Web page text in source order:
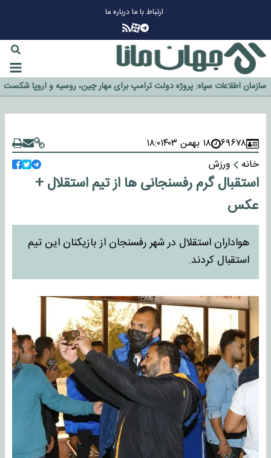
ارتباط با مادرباره ما
گزینه جدایی اوسمار روی میز مدیران پرسپولیس
آیا رئیس جمهور آمریکا قانون را دور می‌زند؟
اخراج رسمی چهره نامدار از پرسپولیس
سازمان اطلاعات سپاه: پروژه دولت ترامپ برای مهار چین، روسیه و اروپا شکست
خورد
۶۹۶۷۸ ۱۸ بهمن ۱۴۰۳
۱۸:۰
خانه
ورزش
استقبال گرم رفسنجانی ها از تیم استقلال +
عکس
هواداران استقلال در شهر رفسنجان از بازیکنان این تیم
استقبال کردند.